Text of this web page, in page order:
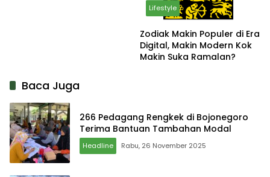
Lifestyle
Zodiak Makin Populer di Era
Digital, Makin Modern Kok
Makin Suka Ramalan?
Baca Juga
266 Pedagang Rengkek di Bojonegoro
Terima Bantuan Tambahan Modal
Headline Rabu, 26 November 2025